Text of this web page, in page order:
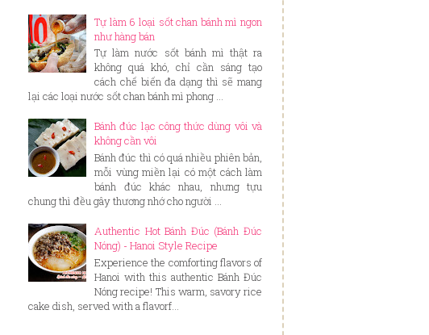
Tự làm 6 loại sốt chan bánh mì ngon
như hàng bán
Tự làm nước sốt bánh mì thật ra
không quá khó, chỉ cần sáng tạo
cách chế biến đa dạng thì sẽ mang
lại các loại nước sốt chan bánh mì phong ...
Bánh đúc lạc công thức dùng vôi và
không cần vôi
Bánh đúc thì có quá nhiều phiên bản,
mỗi vùng miền lại có một cách làm
bánh đúc khác nhau, nhưng tựu
chung thì đều gây thương nhớ cho người ...
Authentic Hot Bánh Đúc (Bánh Đúc
Nóng) - Hanoi Style Recipe
Experience the comforting flavors of
Hanoi with this authentic Bánh Đúc
Nóng recipe! This warm, savory rice
cake dish, served with a flavorf...